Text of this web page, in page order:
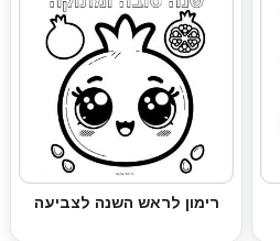
רימון לראש השנה לצביעה